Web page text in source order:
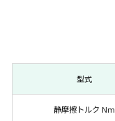
型式
静摩擦トルク Nm